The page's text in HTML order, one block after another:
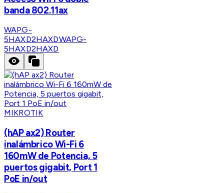
banda 802.11ax
WAPG-
5HAXD2HAXDWAPG-
5HAXD2HAXD
MIKROTIK
(hAP ax2) Router
inalámbrico Wi-Fi 6
160mW de Potencia, 5
puertos gigabit, Port 1
PoE in/out